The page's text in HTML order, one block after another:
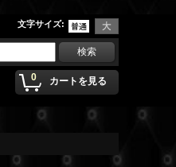
文字サイズ:
0 カートを見る